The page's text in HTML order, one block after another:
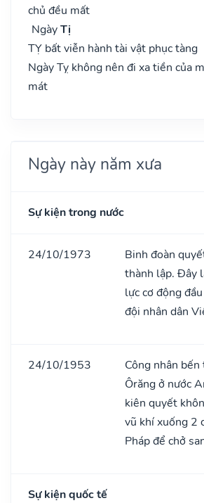
chủ đều mất
NgàyTị
TỴ bất viễn hành tài vật phục tàng
Ngày Tỵ không nên đi xa tiền của
mát
Ngày này năm xưa
Sự kiện trong nước
24/10/1973
Binh đoàn
thành lập. Đây
lực cơ động
đội nhân dân
24/10/1953
Công nhân
Ôrăng ở nước
kiên quyết
vũ khí xuống 2
Pháp để chở
Sự kiện quốc tế